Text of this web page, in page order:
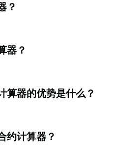
？
器？
算器的优势是什么？
约计算器？